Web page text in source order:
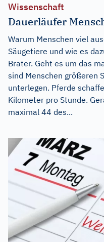
Wissenschaft
Dauerläufer
Warum Menschen viel
Säugetiere und wie es
Brater. Geht es um das
sind Menschen größeren
unterlegen. Pferde
Kilometer pro Stunde.
maximal 44 des...